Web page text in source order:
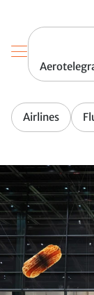
Airlines